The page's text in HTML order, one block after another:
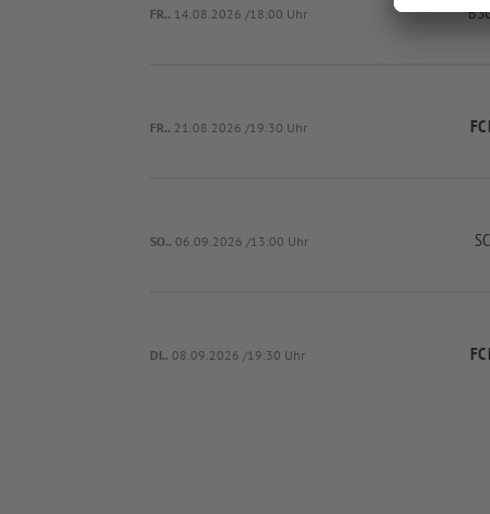
FR.. 14.08.2026 /18:00 Uhr
FR.. 21.08.2026 /19:30 Uhr
SO.. 06.09.2026 /13:00 Uhr
DI.. 08.09.2026 /19:30 Uhr